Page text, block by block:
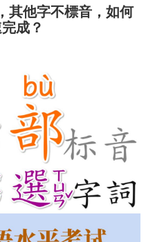
其他字不標音，如何
成？